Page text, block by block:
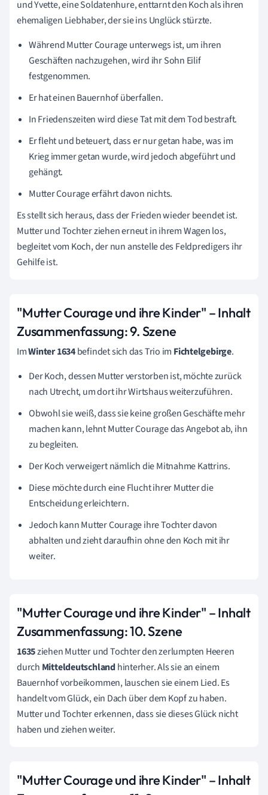
und Yvette, eine Soldatenhure, enttarnt den Koch als ihren
ehemaligen Liebhaber, der sie ins Unglück stürzte.
Während Mutter Courage unterwegs ist, um ihren
Geschäften nachzugehen, wird ihr Sohn Eilif
festgenommen.
Er hat einen Bauernhof überfallen.
In Friedenszeiten wird diese Tat mit dem Tod bestraft.
Er fleht und beteuert, dass er nur getan habe, was im
Krieg immer getan wurde, wird jedoch abgeführt und
gehängt.
Mutter Courage erfährt davon nichts.
Es stellt sich heraus, dass der Frieden wieder beendet ist.
Mutter und Tochter ziehen erneut in ihrem Wagen los,
begleitet vom Koch, der nun anstelle des Feldpredigers ihr
Gehilfe ist.
"Mutter Courage und ihre Kinder" – Inhalt
Zusammenfassung:9. Szene
ImWinter 1634befindet sich das Trio im Fichtelgebirge.
Der Koch, dessen Mutter verstorben ist, möchte zurück
nach Utrecht, um dort ihr Wirtshaus weiterzuführen.
Obwohl sie weiß, dass sie keine großen Geschäfte mehr
machen kann, lehnt Mutter Courage das Angebot ab, ihn
zu begleiten.
Der Koch verweigert nämlich die Mitnahme Kattrins.
Diese möchte durch eine Flucht ihrer Mutter die
Entscheidung erleichtern.
Jedoch kann Mutter Courage ihre Tochter davon
abhalten und zieht daraufhin ohne den Koch mit ihr
weiter.
"Mutter Courage und ihre Kinder" – Inhalt
Zusammenfassung:10. Szene
1635ziehen Mutter und Tochter den zerlumpten Heeren
durch Mitteldeutschlandhinterher. Als sie an einem
Bauernhof vorbeikommen, lauschen sie einem Lied. Es
handelt vom Glück, ein Dach über dem Kopf zu haben.
Mutter und Tochter erkennen, dass sie dieses Glück nicht
haben und ziehen weiter.
"Mutter Courage und ihre Kinder" – Inhalt